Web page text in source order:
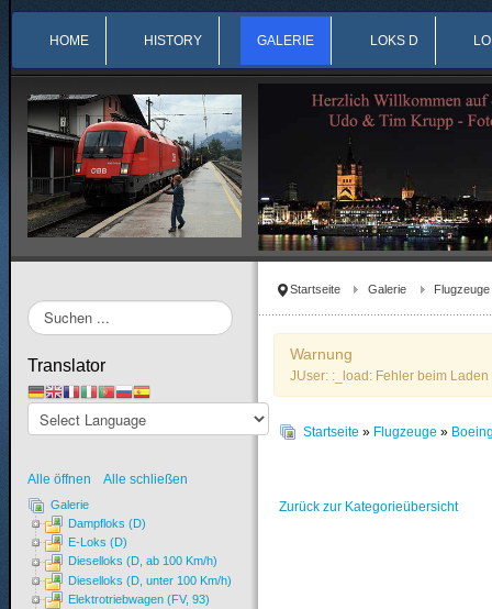
HOME HISTORY GALERIE LOKS D
Startseite Galerie Flugzeuge
Warnung
JUser: :_load: Fehler beim
Startseite » Flugzeuge »
Zurück zur Kategorieübersicht
Suchen
...
Translator
Alle öffnen Alle schließen
Galerie
Dampfloks (D)
E-Loks (D)
Dieselloks (D, ab 100 Km/h)
Dieselloks (D, unter 100 Km/h)
Elektrotriebwagen (FV, 93)